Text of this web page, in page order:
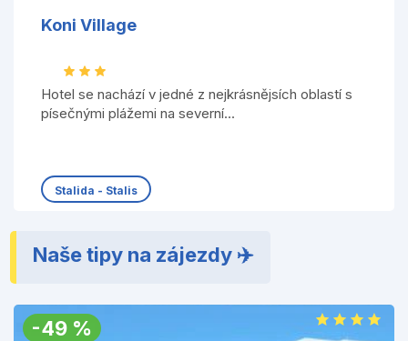
Koni Village
Hotel se nachází v jedné z nejkrásnějsích oblastí s
písečnými plážemi na severní...
Stalida - Stalis
Naše tipy na zájezdy ✈️
-49 %